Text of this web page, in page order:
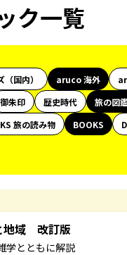
ク一覧
国内） aruco 海外
御朱印 歴史時代 旅の図
旅の読み物 BOOKS
地域 改訂版
学とともに解説